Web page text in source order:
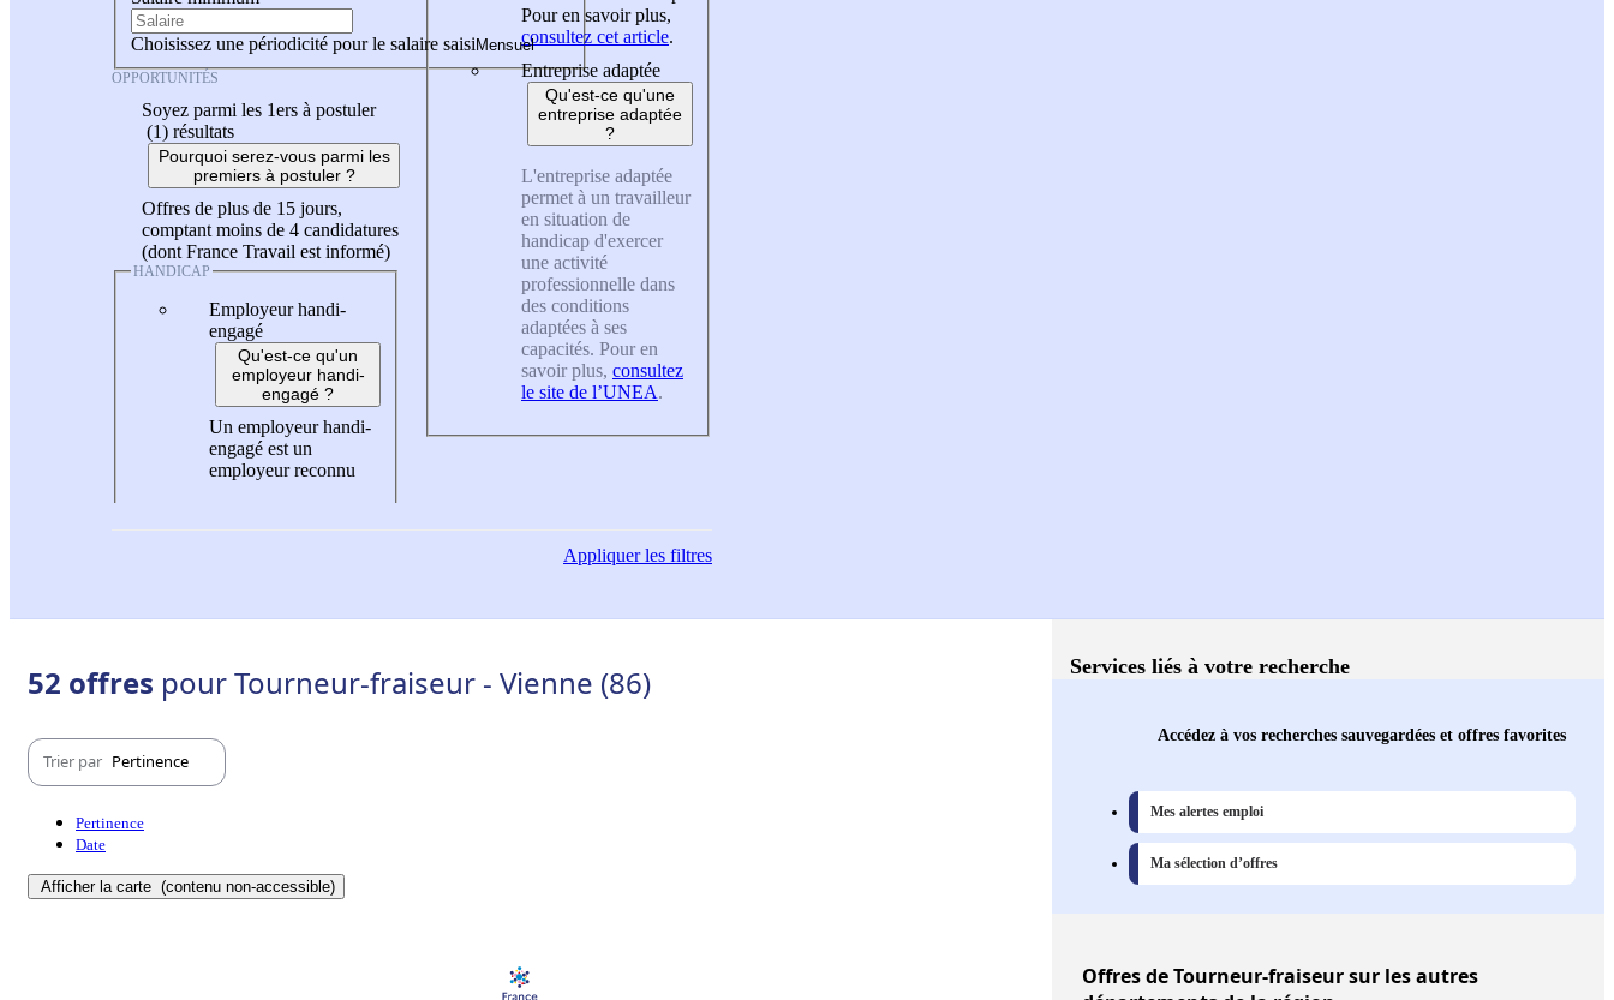
Choisissez une périodicité pour le salaire saisi
OPPORTUNITÉS
Soyez parmi les 1ers à postuler
(1) résultats
Pourquoi serez-vous parmi les
premiers à postuler ?
Offres de plus de 15 jours,
comptant moins de 4 candidatures
(dont France Travail est informé)
HANDICAP
Employeur handi-
engagé
Qu'est-ce qu'un
employeur handi-
engagé ?
Un employeur handi-
engagé est un
employeur reconnu
Pour en savoir plus,
consultez cet article.
Entreprise adaptée
Qu'est-ce qu'une
entreprise adaptée
?
L'entreprise adaptée
permet à un travailleur
en situation de
handicap d'exercer
une activité
professionnelle dans
des conditions
adaptées à ses
capacités. Pour en
savoir plus, consultez
le site de l’UNEA.
Appliquerles filtres
52 offres pour Tourneur-fraiseur - Vienne (86)
Trier par Pertinence
Pertinence
Date
Afficher la carte (contenu non-accessible)
Services liés à votre recherche
Accédez à vos recherches sauvegardées et offres favorites
Mes alertes emploi
Ma sélection d’offres
Offresde Tourneur-fraiseur sur les autres